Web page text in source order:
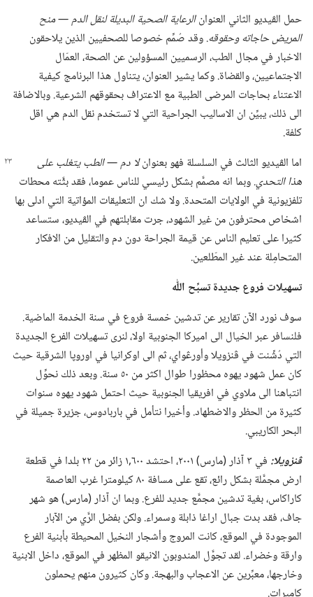
حمل الڤيديو الثاني العنوانالرعاية الصحية البديلة لنقل الدم —‏ منح
المريض حاجاته وحقوقه‏.‏ وقد صُمِّم خصوصا للصحفيين الذين يلاحقون
الاخبار في مجال الطب،‏ الرسميين المسؤولين عن الصحة،‏ العمّال
الاجتماعيين،‏ والقضاة.‏ وكما يشير العنوان،‏ يتناول هذا البرنامج كيفية
الاعتناء بحاجات المرضى الطبية مع الاعتراف بحقوقهم الشرعية.‏ وبالاضافة
الى ذلك،‏ يبيِّن ان الاساليب الجراحية التي لا تستخدم نقل الدم هي اقل
كلفة.‏
اما الڤيديو الثالث في السلسلة فهو بعنوانلا دم —‏ الطب يتغلبعلى
هذا التحدي.‏وبما انه مصمَّم بشكل رئيسي للناس عموما،‏ فقد بثَّته محطات
تلفزيونية في الولايات المتحدة.‏ ولا شك ان التعليقات المؤاتية التي ادلى بها
اشخاص محترفون من غير الشهود،‏ جرت مقابلتهم في الڤيديو،‏ ستساعد
كثيرا على تعليم الناس عن قيمة الجراحة دون دم والتقليل من الافكار
المتحامِلة عند غير المطّلعين.‏
تسهيلات فروع جديدة تسبِّح اللّٰه
سوف نورد الآن تقارير عن تدشين خمسة فروع في سنة الخدمة الماضية.‏
فلنسافر عبر الخيال الى اميركا الجنوبية اولا،‏ لنرى تسهيلات الفرع الجديدة
التي دُشِّنت في ڤنزويلا وأورڠواي،‏ ثم الى اوكرانيا في اوروپا الشرقية حيث
كان عمل شهود يهوه محظورا طوال اكثر من ٥٠ سنة.‏ وبعد ذلك نحوِّل
انتباهنا الى ملاوي في افريقيا الجنوبية حيث احتمل شهود يهوه سنوات
كثيرة من الحظر والاضطهاد.‏ وأخيرا نتأمل في باربادوس،‏ جزيرة جميلة في
البحر الكاريبي.‏
ڤنزويلا:‏
في ٣ آذار (‏مارس)‏ ٢٠٠١،‏ احتشد ٦٠٠‏,١ زائر من ٢٢ بلدا في قطعة
ارض مجمَّلة بشكل رائع،‏ تقع على مسافة ٨٠ كيلومترا غرب العاصمة
كاراكاس،‏ بغية تدشين مجمَّع جديد للفرع.‏ وبما ان آذار (‏مارس)‏ هو شهر
جاف،‏ فقد بدت جبال اراغا ذابلة وسمراء.‏ ولكن بفضل الرَّي من الآبار
الموجودة في الموقع،‏ كانت المروج وأشجار النخيل المحيطة بأبنية الفرع
وارقة وخضراء.‏ لقد تجوَّل المندوبون الانيقو المظهر في الموقع،‏ داخل الابنية
وخارجها،‏ معبِّرين عن الاعجاب والبهجة.‏ وكان كثيرون منهم يحملون